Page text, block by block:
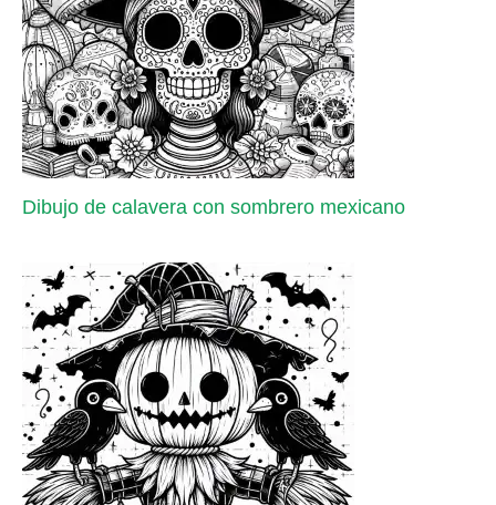
Dibujo de calavera con sombrero mexicano